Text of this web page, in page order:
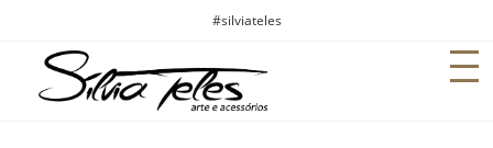
#silviateles